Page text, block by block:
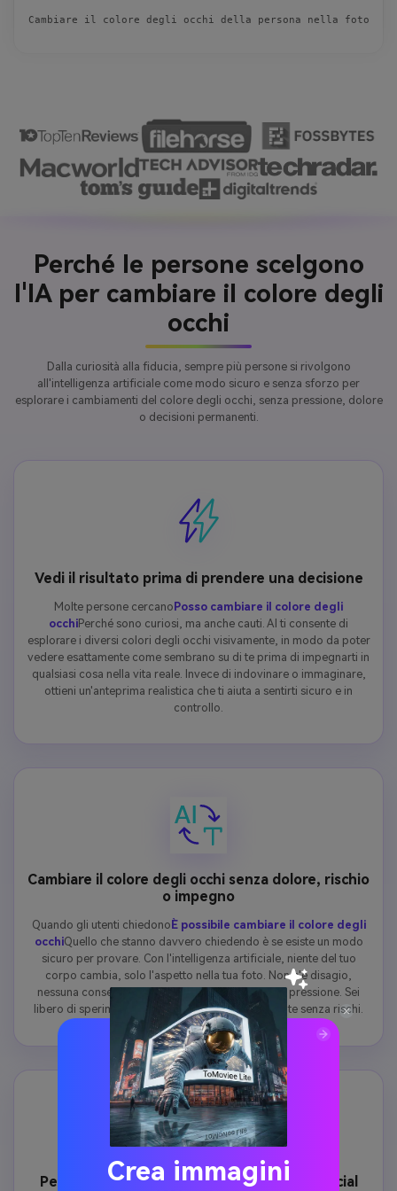
Cambiare il colore degli occhi della persona nella foto
Perché le persone scelgono
l'IA per cambiare il colore degli
occhi
Dalla curiosità alla fiducia, sempre più persone si rivolgono
all'intelligenza artificiale come modo sicuro e senza sforzo per
esplorare i cambiamenti del colore degli occhi, senza pressione, dolore
o decisioni permanenti.
Vedi il risultato prima di prendere una decisione
Molte persone cercanoPosso cambiare il colore degli
occhiPerché sono curiosi, ma anche cauti. AI ti consente di
esplorare i diversi colori degli occhi visivamente, in modo da poter
vedere esattamente come sembrano su di te prima di impegnarti in
qualsiasi cosa nella vita reale. Invece di indovinare o immaginare,
ottieni un'anteprima realistica che ti aiuta a sentirti sicuro e in
controllo.
Cambiare il colore degli occhi senza dolore, rischio
o impegno
Quando gli utenti chiedono È possibile cambiare il colore degli
occhiQuello che stanno davvero chiedendo è se esiste un modo
sicuro per provare. Con l'intelligenza artificiale, niente del tuo
corpo cambia, solo l'aspetto nella tua foto. Non c'è disagio,
nessuna conseguenza a lungo termine e nessuna pressione. Sei
libero di sperimentare quanto vuoi, completamente senza rischi.
Perfetto per foto, profili e condivisione Social
Crea immagini